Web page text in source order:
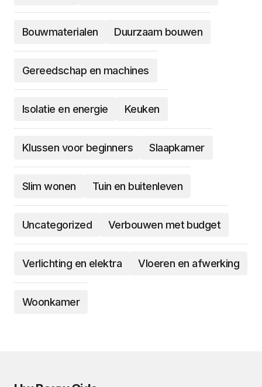
Bouwmaterialen Duurzaam bouwen
Gereedschap en machines
Isolatie en energie Keuken
Klussen voor beginners Slaapkamer
Slim wonen Tuin en buitenleven
Uncategorized Verbouwen met budget
Verlichting en elektra Vloeren en afwerking
Woonkamer